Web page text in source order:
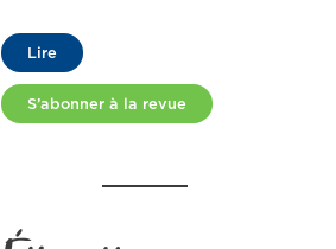
Lire
S’abonner à la revue